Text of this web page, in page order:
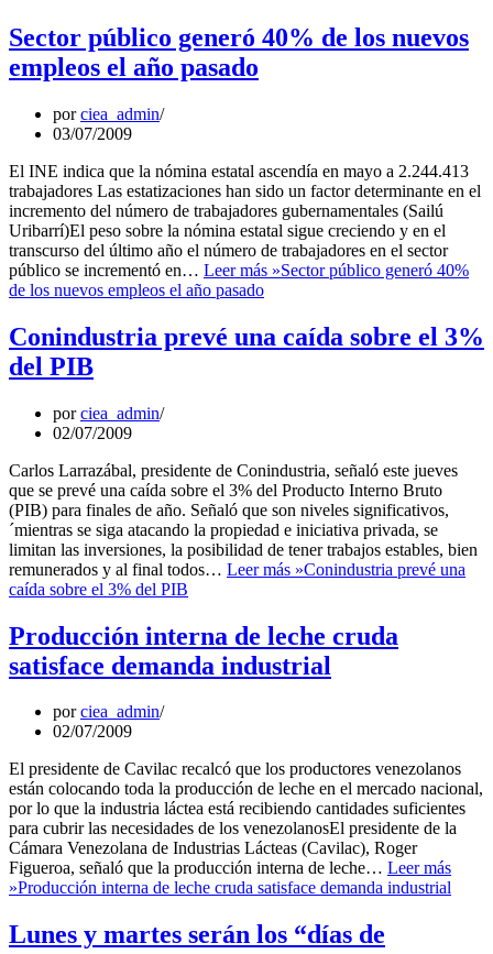
Sector público generó 40% de los nuevos
empleos el año pasado
porciea_admin
03/07/2009
El INE indica que la nómina estatal ascendía en mayo a 2.244.413
trabajadores Las estatizaciones han sido un factor determinante en el
incremento del número de trabajadores gubernamentales (Sailú
Uribarrí)El peso sobre la nómina estatal sigue creciendo y en el
transcurso del último año el número de trabajadores en el sector
público se incrementó en… Leer más »Sector público generó 40%
de los nuevos empleos el año pasado
Conindustria prevé una caída sobre el 3%
del PIB
porciea_admin
02/07/2009
Carlos Larrazábal, presidente de Conindustria, señaló este jueves
que se prevé una caída sobre el 3% del Producto Interno Bruto
(PIB) para finales de año. Señaló que son niveles significativos,
´mientras se siga atacando la propiedad e iniciativa privada, se
limitan las inversiones, la posibilidad de tener trabajos estables, bien
remunerados y al final todos… Leer más »Conindustria prevé una
caída sobre el 3% del PIB
Producción interna de leche cruda
satisface demanda industrial
porciea_admin
02/07/2009
El presidente de Cavilac recalcó que los productores venezolanos
están colocando toda la producción de leche en el mercado nacional,
por lo que la industria láctea está recibiendo cantidades suficientes
para cubrir las necesidades de los venezolanosEl presidente de la
Cámara Venezolana de Industrias Lácteas (Cavilac), Roger
Figueroa, señaló que la producción interna de leche… Leer más
»Producción interna de leche cruda satisface demanda industrial
Lunes y martes serán los “días de